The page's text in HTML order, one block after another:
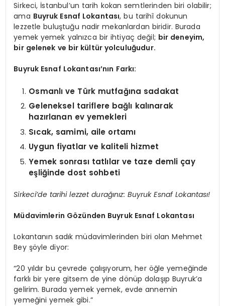
Sirkeci, İstanbul’un tarih kokan semtlerinden biri olabilir;
ama Buyruk Esnaf Lokantası, bu tarihî dokunun
lezzetle buluştuğu nadir mekanlardan biridir. Burada
yemek yemek yalnızca bir ihtiyaç değil; bir deneyim,
bir gelenek ve bir kültür yolculuğudur.
Buyruk Esnaf Lokantası’nın Farkı:
Osmanlı ve Türk mutfağına sadakat
Geleneksel tariflere bağlı kalınarak
hazırlanan ev yemekleri
Sıcak, samimi, aile ortamı
Uygun fiyatlar ve kaliteli hizmet
Yemek sonrası tatlılar ve taze demli çay
eşliğinde dost sohbeti
Sirkeci’de tarihi lezzet durağınız: Buyruk Esnaf Lokantası!
Müdavimlerin Gözünden Buyruk Esnaf Lokantası
Lokantanın sadık müdavimlerinden biri olan Mehmet
Bey şöyle diyor:
“20 yıldır bu çevrede çalışıyorum, her öğle yemeğinde
farklı bir yere gitsem de yine dönüp dolaşıp Buyruk’a
gelirim. Burada yemek yemek, evde annemin
yemeğini yemek gibi.”